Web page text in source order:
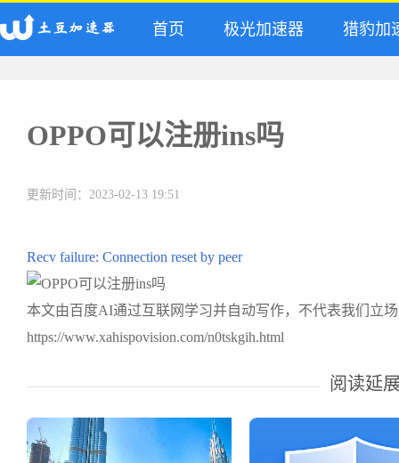
首页 极光加速器 猎豹加
OPPO可以注册ins吗
更新时间：2023-02-13 19:51
Recv failure: Connection reset by peer
本文由百度AI通过互联网学习并自动写作，不代表我们立
https://www.xahispovision.com/n0tskgih.html
阅读延